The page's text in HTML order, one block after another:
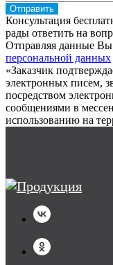
Отправить
Консультация
рады ответить на
Отправляя данные Вы
персональной данных
«Заказчик
электронных писем,
посредством
сообщениями в
использованию на